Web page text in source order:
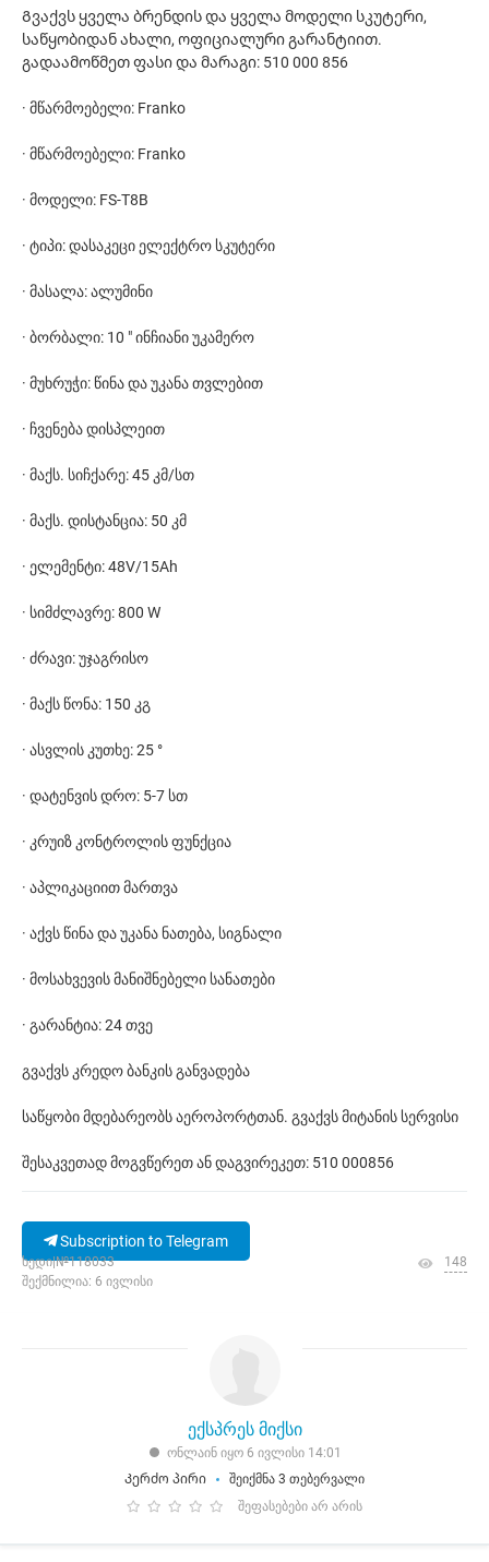
Გვაქვს ყველა ბრენდის და ყველა მოდელი სკუტერი,
საწყობიდან ახალი, ოფიციალური გარანტიით.
გადაამოწმეთ ფასი და მარაგი: 510 000 856
· მწარმოებელი: Franko
· მწარმოებელი: Franko
· მოდელი: FS-T8B
· ტიპი: დასაკეცი ელექტრო სკუტერი
· მასალა: ალუმინი
· ბორბალი: 10 " ინჩიანი უკამერო
· მუხრუჭი: წინა და უკანა თვლებით
· ჩვენება დისპლეით
· მაქს. სიჩქარე: 45 კმ/სთ
· მაქს. დისტანცია: 50 კმ
· ელემენტი: 48V/15Ah
· სიმძლავრე: 800 W
· ძრავი: უჯაგრისო
· მაქს წონა: 150 კგ
· ასვლის კუთხე: 25 °
· დატენვის დრო: 5-7 სთ
· კრუიზ კონტროლის ფუნქცია
· აპლიკაციით მართვა
· აქვს წინა და უკანა ნათება, სიგნალი
· მოსახვევის მანიშნებელი სანათები
· გარანტია: 24 თვე
გვაქვს კრედო ბანკის განვადება
საწყობი მდებარეობს აეროპორტთან. გვაქვს მიტანის სერვისი
შესაკვეთად მოგვწერეთ ან დაგვირეკეთ: 510 000856
Subscription to Telegram
ხედი|№118033
შექმნილია: 6 ივლისი
148
ექსპრეს მიქსი
ონლაინ იყო 6 ივლისი 14:01
Კერძო პირი
შეიქმნა 3 თებერვალი
შეფასებები არ არის